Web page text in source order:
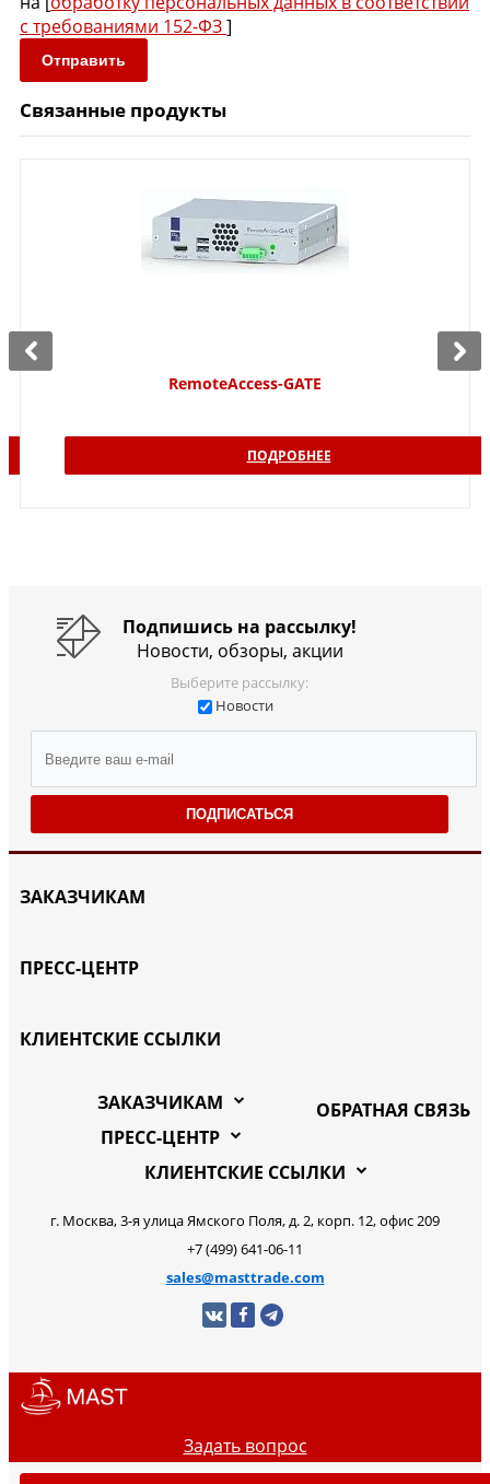
с требованиями 152-ФЗ]
Отправить
Связанные продукты
RemoteAccess-GATE
ПОДРОБНЕЕ
Подпишись на рассылку!
Новости, обзоры, акции
Выберите рассылку:
Новости
ПОДПИСАТЬСЯ
ЗАКАЗЧИКАМ
ПРЕСС-ЦЕНТР
КЛИЕНТСКИЕ ССЫЛКИ
ОБРАТНАЯ СВЯЗЬ
ЗАКАЗЧИКАМ
ПРЕСС-ЦЕНТР
КЛИЕНТСКИЕ ССЫЛКИ
г. Москва, 3-я улица Ямского Поля, д. 2, корп. 12, офис 209
+7 (499) 641-06-11
sales@masttrade.com
Задать вопрос